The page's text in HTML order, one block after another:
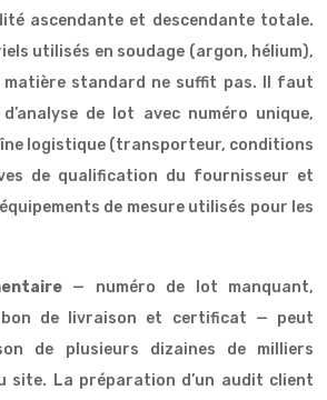
ascendante et descendante totale.
utilisés en soudage (argon, hélium),
standard ne suffit pas. Il faut
de lot avec numéro unique,
logistique (transporteur, conditions
de qualification du fournisseur et
de mesure utilisés pour les
— numéro de lot manquant,
bon de livraison et certificat — peut
de plusieurs dizaines de milliers
site. La préparation d’un audit client